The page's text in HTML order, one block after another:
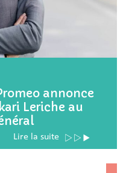
annonce
Leriche au
Lire la suite